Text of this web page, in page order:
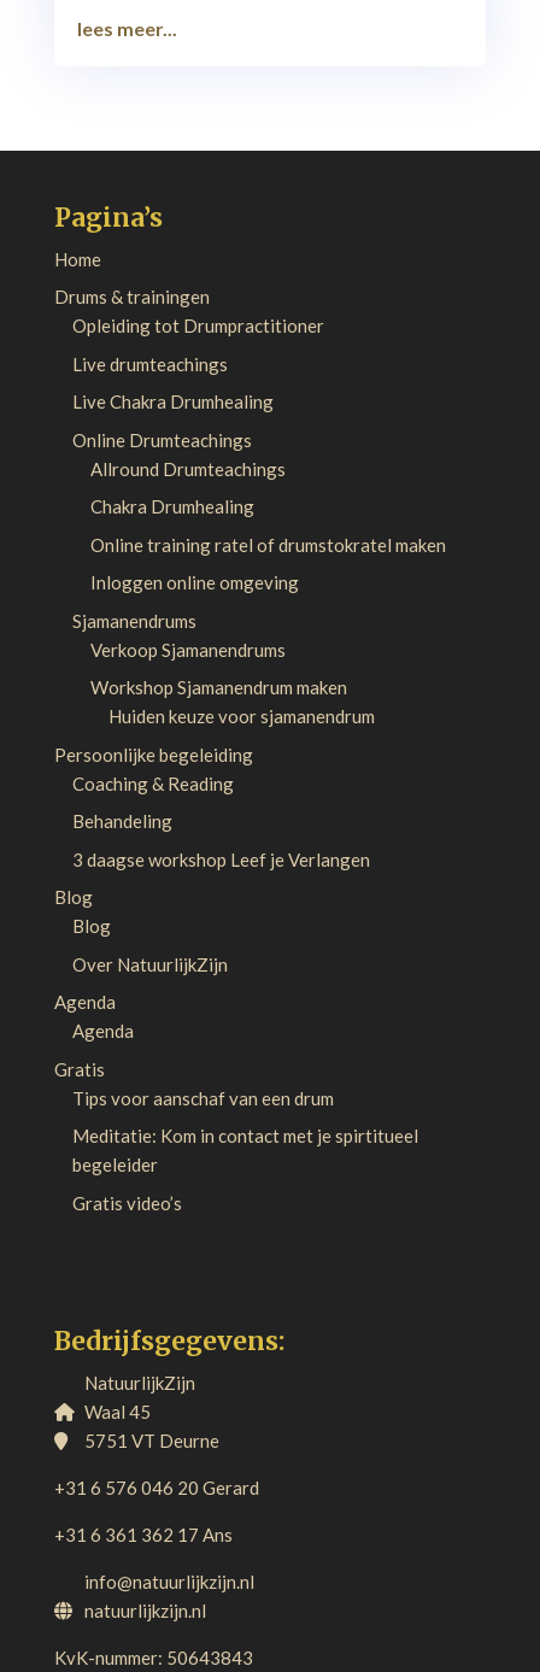
lees meer...
Pagina’s
Home
Drums & trainingen
Opleiding tot Drumpractitioner
Live drumteachings
Live Chakra Drumhealing
Online Drumteachings
Allround Drumteachings
Chakra Drumhealing
Online training ratel of drumstokratel maken
Inloggen online omgeving
Sjamanendrums
Verkoop Sjamanendrums
Workshop Sjamanendrum maken
Huiden keuze voor sjamanendrum
Persoonlijke begeleiding
Coaching & Reading
Behandeling
3 daagse workshop Leef je Verlangen
Blog
Blog
Over NatuurlijkZijn
Agenda
Agenda
Gratis
Tips voor aanschaf van een drum
Meditatie: Kom in contact met je spirtitueel
begeleider
Gratis video’s
Bedrijfsgegevens:
NatuurlijkZijn
Waal 45
5751 VT Deurne
+31 6 576 046 20 Gerard
+31 6 361 362 17 Ans
info@natuurlijkzijn.nl
natuurlijkzijn.nl
KvK-nummer: 50643843